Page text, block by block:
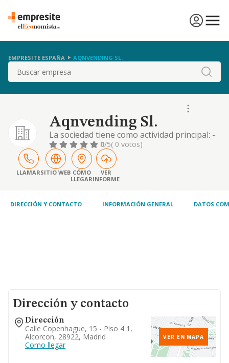
EMPRESITE ESPAÑA AQNVENDING SL.
Buscar
Aqnvending Sl.
La sociedad tiene como actividad principal: -
comercio al por menor no especializado
(c.n.a.e. 47.12) otras actividades: -
compraventa de maquinaria -intermediación
de operaciones comerciales - operaciones
inmobiliarias -explotaciones inmobiliarias -
-hoste
0/5( 0 votos)
LLAMARSITIO WEB CÓMO
LLEGAR
VER
INFORME
DIRECCIÓN Y CONTACTO INFORMACIÓN GENERAL DATOS
Dirección y contacto
Dirección
Calle Copenhague, 15 - Piso 4 1,
Alcorcon, 28922, Madrid
Como llegar
VER EN MAPA